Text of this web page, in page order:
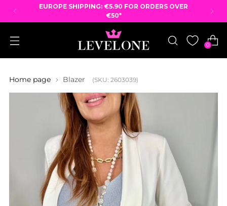
0
EUROPE SHIPPING: €5.90 FOR ORDERS OVER
€50*
Home page Blazer (SKU: 2603039)